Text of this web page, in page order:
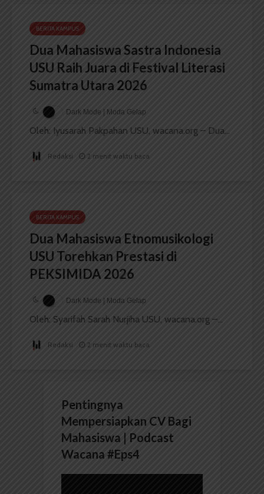
BERITA KAMPUS
Dua Mahasiswa Sastra Indonesia
USU Raih Juara di Festival Literasi
Sumatra Utara 2026
Dark Mode | Moda Gelap
Oleh: Iyusarah Pakpahan USU, wacana.org – Dua...
Redaksi 2 menit waktu baca
BERITA KAMPUS
Dua Mahasiswa Etnomusikologi
USU Torehkan Prestasi di
PEKSIMIDA 2026
Dark Mode | Moda Gelap
Oleh: Syarifah Sarah Nurjiha USU, wacana.org –...
Redaksi 2 menit waktu baca
Pentingnya
Mempersiapkan CV Bagi
Mahasiswa | Podcast
Wacana #Eps4